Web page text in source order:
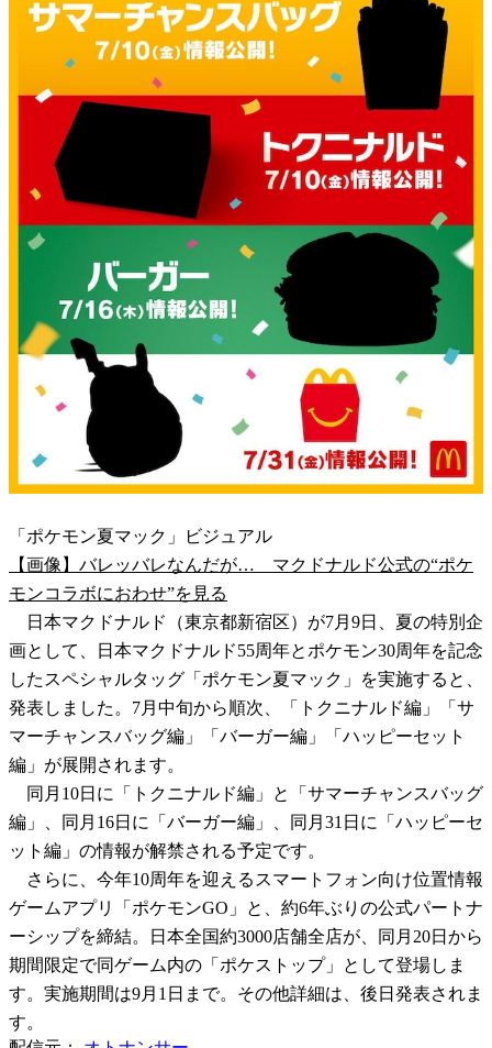
「ポケモン夏マック」ビジュアル
【画像】バレッバレなんだが… マクドナルド公式の“ポケ
モンコラボにおわせ”を見る
日本マクドナルド（東京都新宿区）が7月9日、夏の特別企
画として、日本マクドナルド55周年とポケモン30周年を記念
したスペシャルタッグ「ポケモン夏マック」を実施すると、
発表しました。7月中旬から順次、「トクニナルド編」「サ
マーチャンスバッグ編」「バーガー編」「ハッピーセット
編」が展開されます。
同月10日に「トクニナルド編」と「サマーチャンスバッグ
編」、同月16日に「バーガー編」、同月31日に「ハッピーセ
ット編」の情報が解禁される予定です。
さらに、今年10周年を迎えるスマートフォン向け位置情報
ゲームアプリ「ポケモンGO」と、約6年ぶりの公式パートナ
ーシップを締結。日本全国約3000店舗全店が、同月20日から
期間限定で同ゲーム内の「ポケストップ」として登場しま
す。実施期間は9月1日まで。その他詳細は、後日発表されま
す。